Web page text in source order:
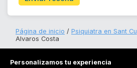
Página de inicio Psiquiatra en Sant
Alvaros Costa
Personalizamos tu experiencia